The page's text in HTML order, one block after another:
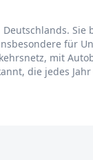
für
mit
die jedes